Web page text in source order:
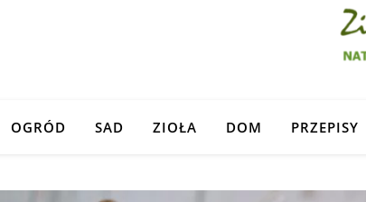
OGRÓD SAD ZIOŁA DOM PRZEPISY